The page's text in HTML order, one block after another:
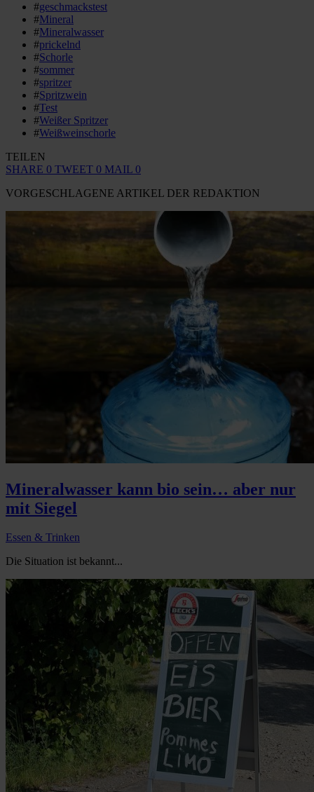
#geschmackstest
#Mineral
#Mineralwasser
#prickelnd
#Schorle
#sommer
#spritzer
#Spritzwein
#Test
#Weißer Spritzer
#Weißweinschorle
TEILEN
SHARE 0 TWEET 0 MAIL 0
VORGESCHLAGENE ARTIKEL DER REDAKTION
Mineralwasser kann bio sein… aber nur
mit Siegel
Essen & Trinken
Die Situation ist bekannt...